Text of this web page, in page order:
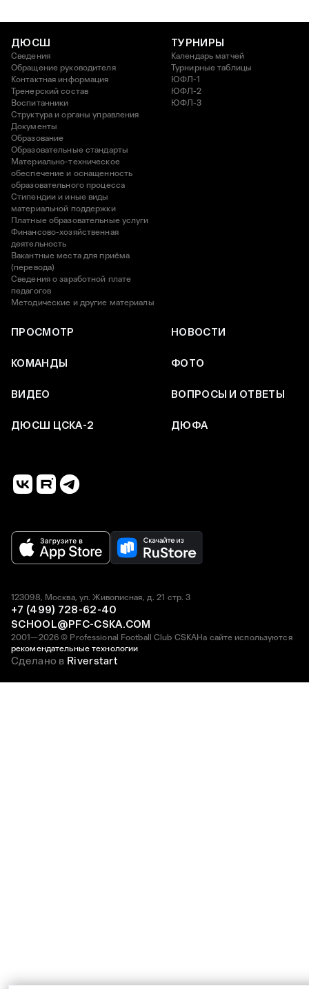
ДЮСШ
Сведения
Обращение руководителя
Контактная информация
Тренерский состав
Воспитанники
Структура и органы управления
Документы
Образование
Образовательные стандарты
Материально-техническое
обеспечение и оснащенность
образовательного процесса
Стипендии и иные виды
материальной поддержки
Платные образовательные услуги
Финансово-хозяйственная
деятельность
Вакантные места для приёма
(перевода)
Сведения о заработной плате
педагогов
Методические и другие материалы
ТУРНИРЫ
Календарь матчей
Турнирные таблицы
ЮФЛ-1
ЮФЛ-2
ЮФЛ-3
ПРОСМОТР НОВОСТИ
КОМАНДЫ ФОТО
ВИДЕО ВОПРОСЫ И ОТВЕТЫ
ДЮСШ ЦСКА-2 ДЮФА
2001—2026 © Professional Football Club CSKAНа сайте используются
рекомендательные технологии
123098, Москва, ул. Живописная, д. 21 стр. 3
+7 (499) 728-62-40
SCHOOL@PFC-CSKA.COM
Сделано в Riverstart